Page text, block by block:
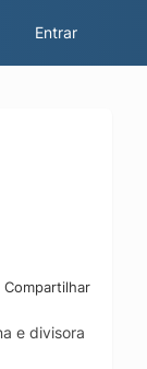
Entrar
Compartilhar
e divisora